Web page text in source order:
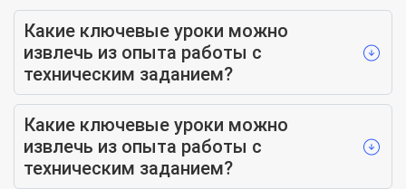
Какие ключевые уроки можно
извлечь из опыта работы с
техническим заданием?
Какие ключевые уроки можно
извлечь из опыта работы с
техническим заданием?